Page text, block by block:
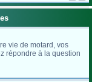
vie de motard, vos
répondre à la question